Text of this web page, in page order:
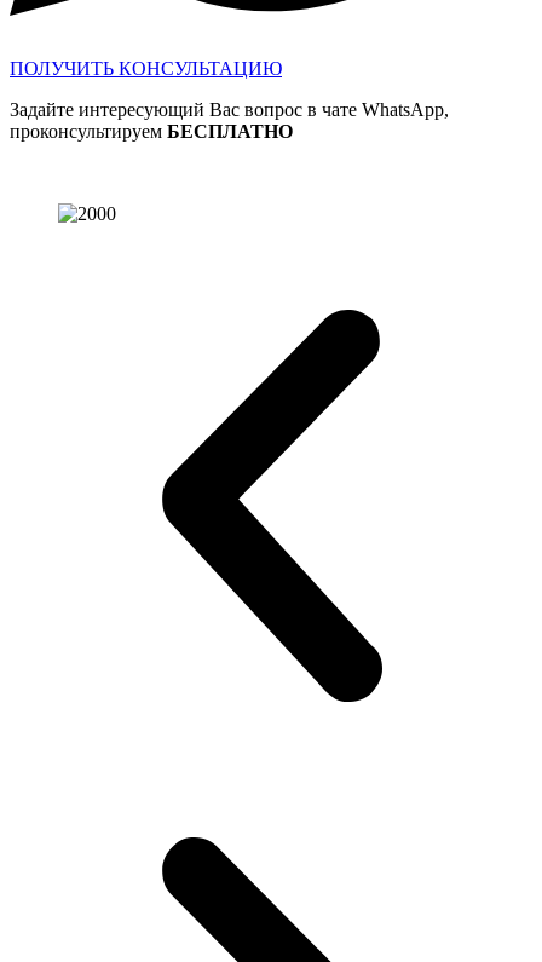
ПОЛУЧИТЬ КОНСУЛЬТАЦИЮ
Задайте интересующий Вас вопрос в чате WhatsApp,
проконсультируем БЕСПЛАТНО